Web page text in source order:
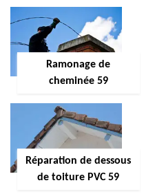
Ramonage de
cheminée 59
Réparation de dessous
de toiture PVC 59